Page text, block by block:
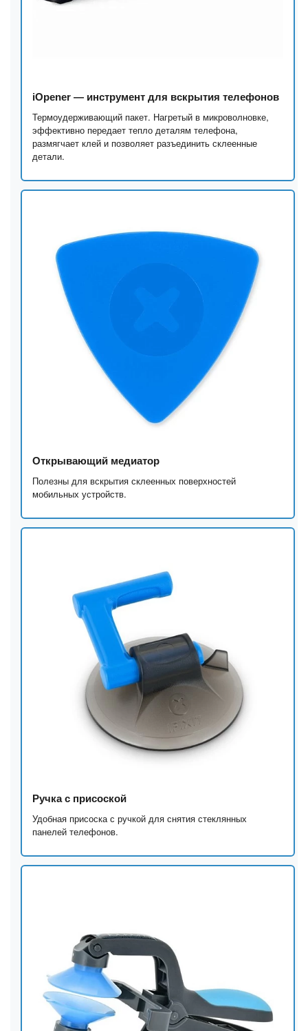
iOpener — инструмент для вскрытия телефонов
Термоудерживающий пакет. Нагретый в микроволновке,
эффективно передает тепло деталям телефона,
размягчает клей и позволяет разъединить склеенные
детали.
Открывающий медиатор
Полезны для вскрытия склеенных поверхностей
мобильных устройств.
Ручка с присоской
Удобная присоска с ручкой для снятия стеклянных
панелей телефонов.